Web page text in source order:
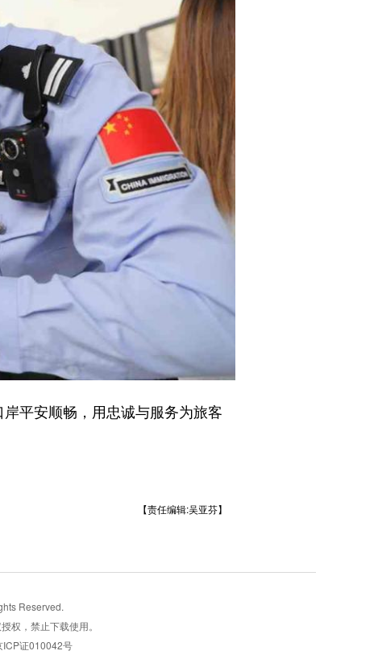
平安顺畅，用忠诚与服务为旅客
【责任编辑:吴亚芬】
Reserved.
权，禁止下载使用。
ICP证010042号